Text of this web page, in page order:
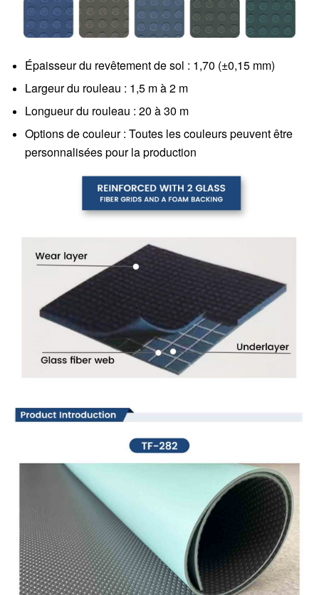
Épaisseur du revêtement de sol : 1,70 (±0,15 mm)
Largeur du rouleau : 1,5 m à 2 m
Longueur du rouleau : 20 à 30 m
Options de couleur : Toutes les couleurs peuvent être
personnalisées pour la production